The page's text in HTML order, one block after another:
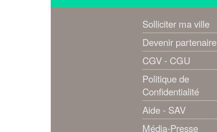
Solliciter ma ville
Devenir partenaire
CGV - CGU
Politique de
Confidentialité
Aide - SAV
Média-Presse